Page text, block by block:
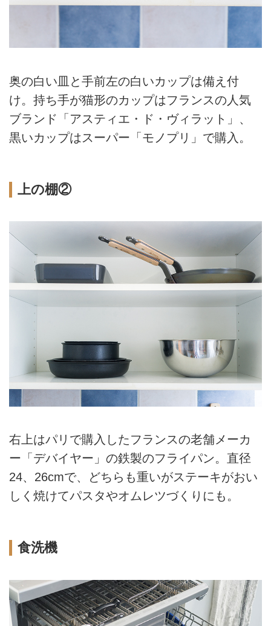
奥の白い皿と手前左の白いカップは備え付
け。持ち手が猫形のカップはフランスの人気
ブランド「アスティエ・ド・ヴィラット」、
黒いカップはスーパー「モノプリ」で購入。
上の棚②
右上はパリで購入したフランスの老舗メーカ
ー「デバイヤー」の鉄製のフライパン。直径
24、26cmで、どちらも重いがステーキがおい
しく焼けてパスタやオムレツづくりにも。
食洗機